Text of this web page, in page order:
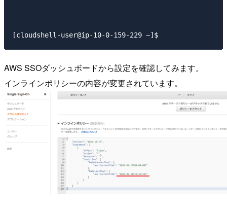
AWS SSOダッシュボードから設定を確認してみます。
インラインポリシーの内容が変更されています。